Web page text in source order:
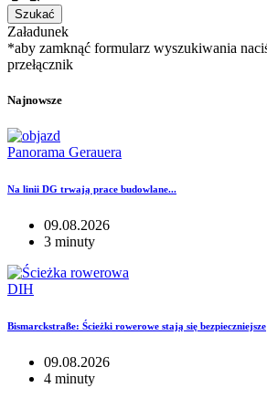
Szukać
Załadunek
*aby zamknąć formularz wyszukiwania
przełącznik
Najnowsze
Panorama Gerauera
Na linii DG trwają prace budowlane...
09.08.2026
3 minuty
DIH
Bismarckstraße: Ścieżki rowerowe stają się bezpieczniejsze
09.08.2026
4 minuty